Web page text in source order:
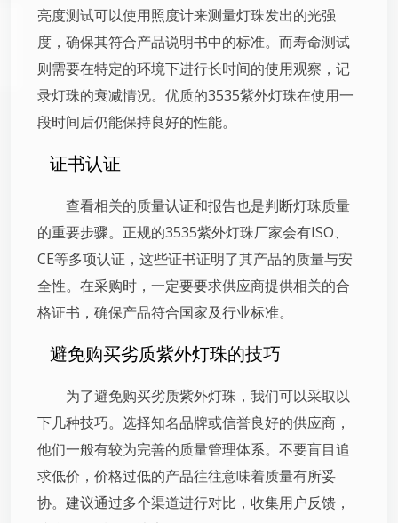
亮度测试可以使用照度计来测量灯珠发出的光强
度，确保其符合产品说明书中的标准。而寿命测试
则需要在特定的环境下进行长时间的使用观察，记
录灯珠的衰减情况。优质的3535紫外灯珠在使用一
段时间后仍能保持良好的性能。
证书认证
查看相关的质量认证和报告也是判断灯珠质量
的重要步骤。正规的3535紫外灯珠厂家会有ISO、
CE等多项认证，这些证书证明了其产品的质量与安
全性。在采购时，一定要要求供应商提供相关的合
格证书，确保产品符合国家及行业标准。
避免购买劣质紫外灯珠的技巧
为了避免购买劣质紫外灯珠，我们可以采取以
下几种技巧。选择知名品牌或信誉良好的供应商，
他们一般有较为完善的质量管理体系。不要盲目追
求低价，价格过低的产品往往意味着质量有所妥
协。建议通过多个渠道进行对比，收集用户反馈，